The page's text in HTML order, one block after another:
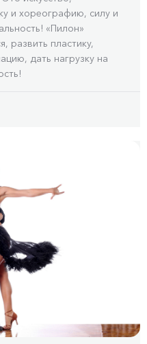
и хореографию, силу и
«Пилон»
развить пластику,
дать нагрузку на